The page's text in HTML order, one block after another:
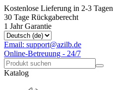
Kostenlose Lieferung in 2-3 Tagen
30 Tage Rückgaberecht
1 Jahr Garantie
Email: support@azilb.de
Online-Betreuung - 24/7
Katalog